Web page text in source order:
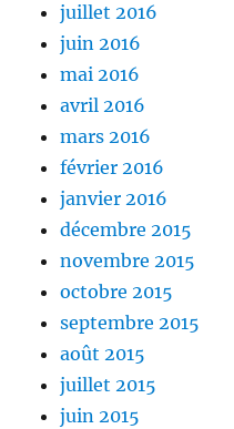
juillet 2016
juin 2016
mai 2016
avril 2016
mars 2016
février 2016
janvier 2016
décembre 2015
novembre 2015
octobre 2015
septembre 2015
août 2015
juillet 2015
juin 2015